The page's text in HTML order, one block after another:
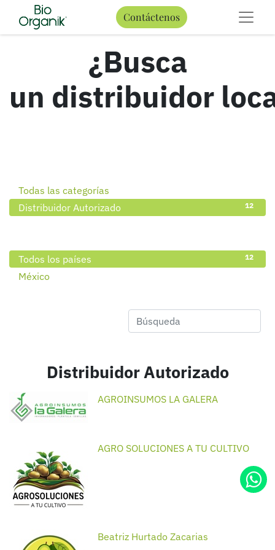
Contáctenos
¿Busca
un distribuidor
Todas las categorías
12
Distribuidor Autorizado
12
Todos los países
México
Distribuidor Autorizado
AGROINSUMOS LA GALERA
AGRO SOLUCIONES A TU CULTIVO
Beatriz Hurtado Zacarias